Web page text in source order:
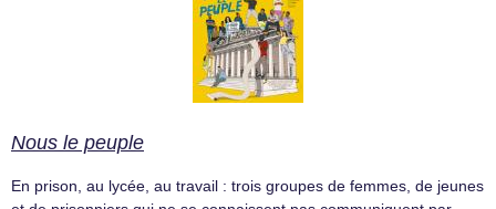
Nous le peuple
En prison, au lycée, au travail : trois groupes de femmes, de jeunes